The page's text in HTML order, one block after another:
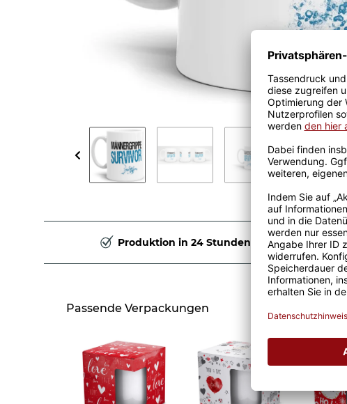
Produktion in 24 Stunden
Passende Verpackungen